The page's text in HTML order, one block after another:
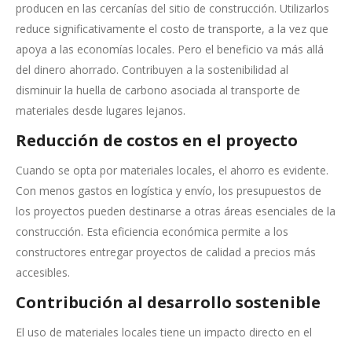
producen en las cercanías del sitio de construcción. Utilizarlos
reduce significativamente el costo de transporte, a la vez que
apoya a las economías locales. Pero el beneficio va más allá
del dinero ahorrado. Contribuyen a la sostenibilidad al
disminuir la huella de carbono asociada al transporte de
materiales desde lugares lejanos.
Reducción de costos en el proyecto
Cuando se opta por materiales locales, el ahorro es evidente.
Con menos gastos en logística y envío, los presupuestos de
los proyectos pueden destinarse a otras áreas esenciales de la
construcción. Esta eficiencia económica permite a los
constructores entregar proyectos de calidad a precios más
accesibles.
Contribución al desarrollo sostenible
El uso de materiales locales tiene un impacto directo en el